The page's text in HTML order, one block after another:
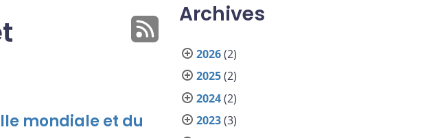
mondiale et du
Archives
2026(2)
2025(2)
2024(2)
2023(3)